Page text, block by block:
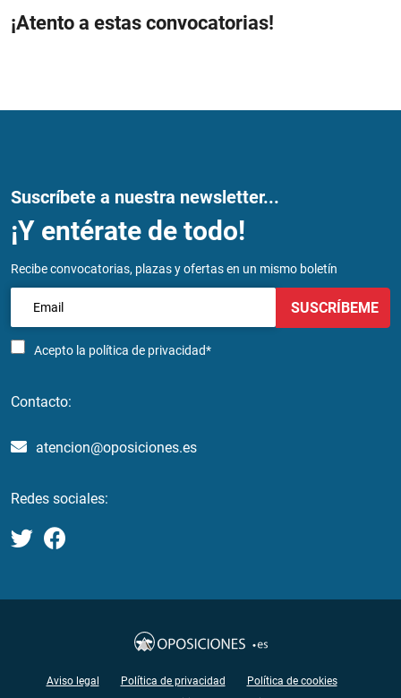
¡Atento a estas convocatorias!
Suscríbete a nuestra newsletter...
¡Y entérate de todo!
Recibe convocatorias, plazas y ofertas en un mismo boletín
Acepto la política de privacidad*
SUSCRÍBEME
Contacto:
atencion@oposiciones.es
Redes sociales:
Aviso legal Política de privacidad
Política de cookies